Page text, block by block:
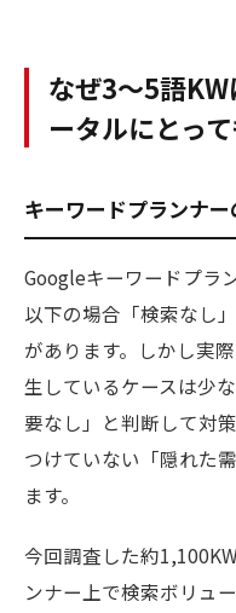
なぜ3〜5語
ータルにとっ
キーワードプランナ
Googleキーワードプラ
以下の場合「検索なし
があります。しかし実
生しているケースは少
要なし」と判断して対
つけていない「隠れた
ます。
今回調査した約
ンナー上で検索ボリュ